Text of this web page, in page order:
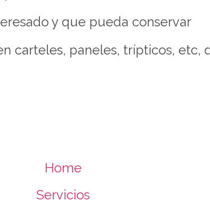
y que pueda conservar
paneles, trípticos, etc,
Home
Servicios